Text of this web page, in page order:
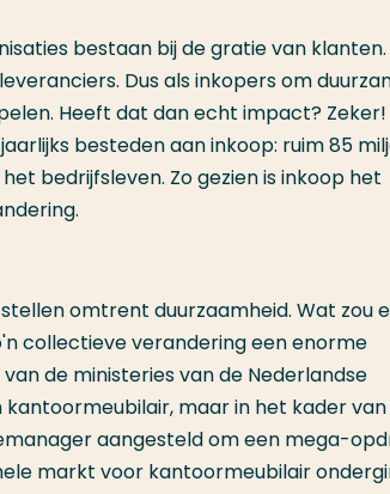
bestaan bij de gratie van
Dus als inkopers om
Heeft dat dan echt impact? Zeker!
besteden aan inkoop: ruim 85
bedrijfsleven. Zo gezien is inkoop het
omtrent duurzaamheid. Wat zou
collectieve verandering een enorme
de ministeries van de Nederlandse
maar in het kader van
aangesteld om een mega-
markt voor kantoormeubilair